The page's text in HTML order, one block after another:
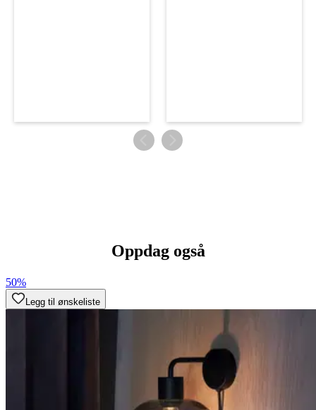
Oppdag også
50%
Legg til ønskeliste